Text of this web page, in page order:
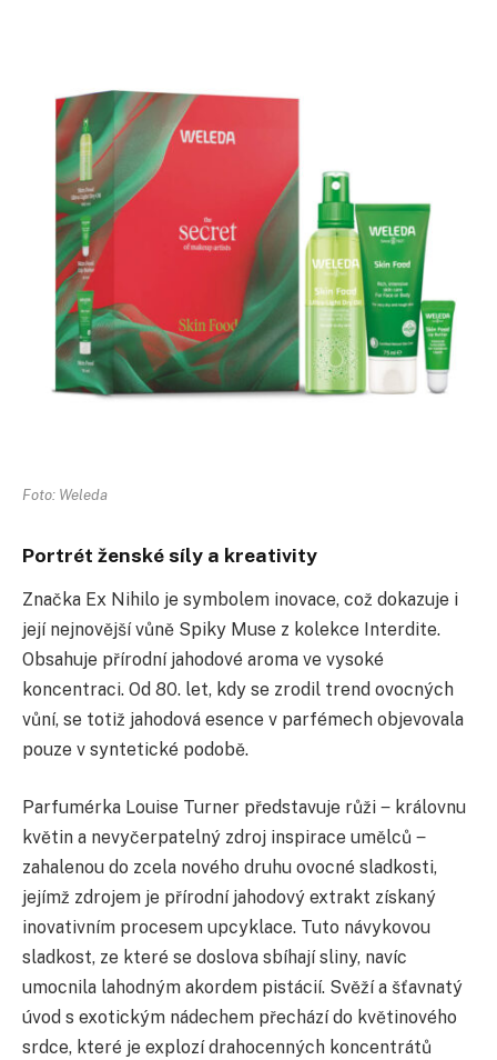
Foto: Weleda
Portrét ženské síly a kreativity
Značka Ex Nihilo je symbolem inovace, což dokazuje i
její nejnovější vůně Spiky Muse z kolekce Interdite.
Obsahuje přírodní jahodové aroma ve vysoké
koncentraci. Od 80. let, kdy se zrodil trend ovocných
vůní, se totiž jahodová esence v parfémech objevovala
pouze v syntetické podobě.
Parfumérka Louise Turner představuje růži ‒ královnu
květin a nevyčerpatelný zdroj inspirace umělců ‒
zahalenou do zcela nového druhu ovocné sladkosti,
jejímž zdrojem je přírodní jahodový extrakt získaný
inovativním procesem upcyklace. Tuto návykovou
sladkost, ze které se doslova sbíhají sliny, navíc
umocnila lahodným akordem pistácií. Svěží a šťavnatý
úvod s exotickým nádechem přechází do květinového
srdce, které je explozí drahocenných koncentrátů